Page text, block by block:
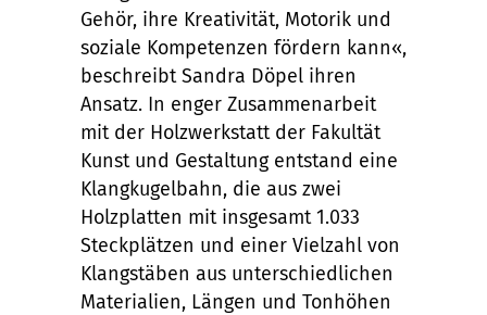
Gehör, ihre Kreativität, Motorik und
soziale Kompetenzen fördern kann«,
beschreibt Sandra Döpel ihren
Ansatz. In enger Zusammenarbeit
mit der Holzwerkstatt der Fakultät
Kunst und Gestaltung entstand eine
Klangkugelbahn, die aus zwei
Holzplatten mit insgesamt 1.033
Steckplätzen und einer Vielzahl von
Klangstäben aus unterschiedlichen
Materialien, Längen und Tonhöhen